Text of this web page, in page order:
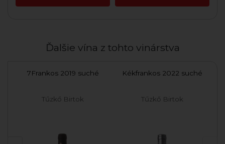
Ďalšie vína z tohto vinárstva
7Frankos 2019 suché
Tűzkő Birtok
Kékfrankos 2022 suché
Tűzkő Birtok